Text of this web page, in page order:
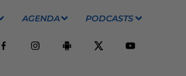
AGENDA PODCASTS